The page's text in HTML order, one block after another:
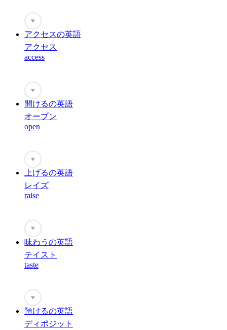
♥
アクセスの英語
アクセス
access
♥
開けるの英語
オープン
open
♥
上げるの英語
レイズ
raise
♥
味わうの英語
テイスト
taste
♥
預けるの英語
ディポジット